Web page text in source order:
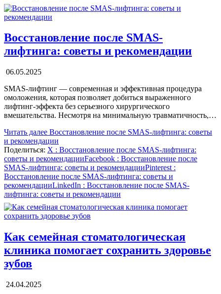
Восстановление после SMAS-
лифтинга: советы и рекомендации
06.05.2025
SMAS-лифтинг — современная и эффективная процедура
омоложения, которая позволяет добиться выраженного
лифтинг-эффекта без серьезного хирургического
вмешательства. Несмотря на минимальную травматичность,…
Читать далее Восстановление после SMAS-лифтинга: советы
и рекомендации
Поделиться: X : Восстановление после SMAS-лифтинга:
советы и рекомендацииFacebook : Восстановление после
SMAS-лифтинга: советы и рекомендацииPinterest :
Восстановление после SMAS-лифтинга: советы и
рекомендацииLinkedIn : Восстановление после SMAS-
лифтинга: советы и рекомендации
Как семейная стоматологическая
клиника помогает сохранить здоровье
зубов
24.04.2025